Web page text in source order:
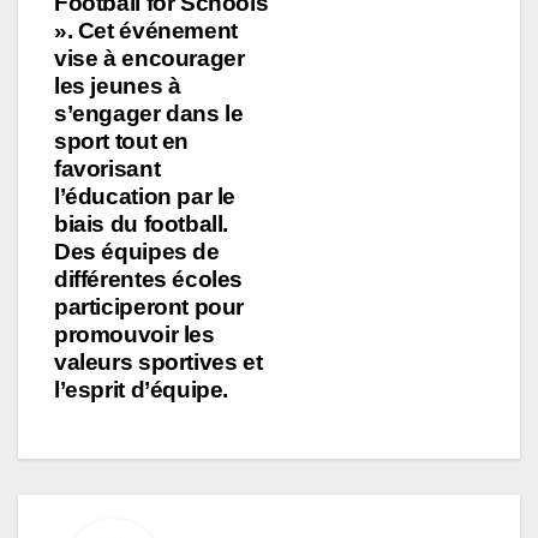
». Cet événement
vise à encourager
les jeunes à
s’engager dans le
sport tout en
favorisant
l’éducation par le
biais du football.
Des équipes de
différentes écoles
participeront pour
promouvoir les
valeurs sportives et
l’esprit d’équipe.